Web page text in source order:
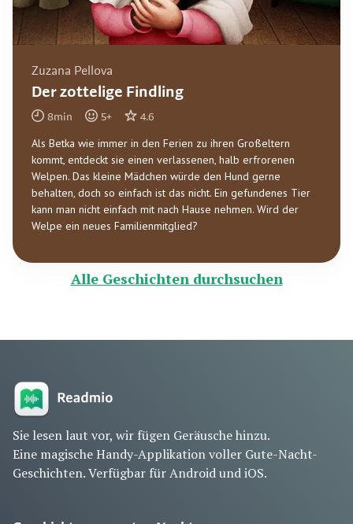
Zuzana Pellova
Der zottelige Findling
8min 5+ 4.6
Als Betka wie immer in den Ferien zu ihren Großeltern
kommt, entdeckt sie einen verlassenen, halb erfrorenen
Welpen. Das kleine Mädchen würde den Hund gerne
behalten, doch so einfach ist das nicht. Ein gefundenes Tier
kann man nicht einfach mit nach Hause nehmen. Wird der
Welpe ein neues Familienmitglied?
Alle Geschichten durchsuchen
Sie lesen laut vor, wir fügen Geräusche hinzu.
Eine magische Handy-Applikation voller Gute-Nacht-
Geschichten. Verfügbar für Android und iOS.